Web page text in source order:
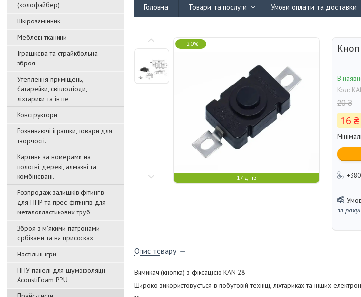
(холофайбер)
Шкірозамінник
Меблеві тканини
Іграшкова та страйкбольна
зброя
Утеплення приміщень,
батарейки, світлодіоди,
ліхтарики та інше
Конструктори
Розвиваючі іграшки, товари для
творчості.
Картини за номерами на
полотні, дереві, алмазні та
комбіновані.
Розпродаж залишків фітингів
для ППР та прес-фітингів для
металопластикових труб
Зброя з м'якими патронами,
орбізами та на присосках
Настільні ігри
ППУ панелі для шумоізоляції
AcoustiFoam PPU
Головна Товари та послуги Умови оплати та доставки
–20%
17 днів
В
Код:
20 ₴
16 ₴
за
Опис товару
Вимикач (кнопка) з фіксацією KAN 28
Широко використовується в побутовій техніці, ліхтариках та інших